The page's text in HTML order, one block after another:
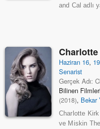
and Cal adlı
Haziran 16,
Senarist
Gerçek Adı:
Bilinen
(2018), Bekar
Charlotte
ve Miskin